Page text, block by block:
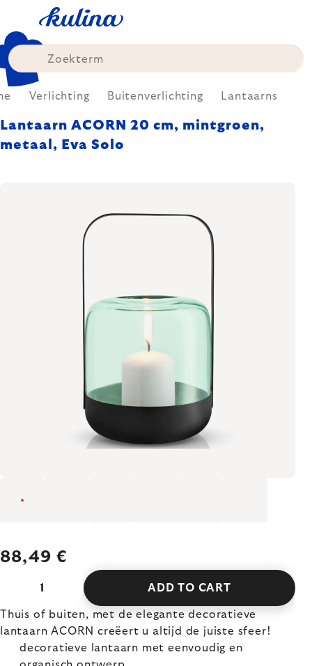
content
Verlichting Buitenverlichting Lantaarns
Lantaarn ACORN 20 cm, mintgroen,
metaal, Eva Solo
88,49 €
ADD TO CART
Thuis of buiten, met de elegante decoratieve
lantaarn ACORN creëert u altijd de juiste sfeer!
decoratieve lantaarn met eenvoudig en